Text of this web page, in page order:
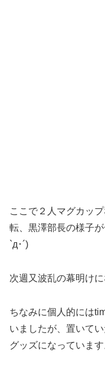
ここで２人マグカッ
転、黒澤部長の様子
`д･´)
次週又波乱の幕明け
ちなみに個人的には
いましたが、置いて
グッズになっています